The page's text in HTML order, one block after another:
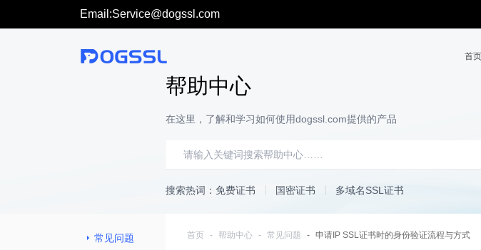
Email:Service@dogssl.com
首页
帮助中心
在这里，了解和学习如何使用dogssl.com提供的产品
搜索热词： 免费证书 国密证书 多域名SSL证书
常见问题 首页 帮助中心 常见问题 申请IP SSL证书时的身份验证流程与方式